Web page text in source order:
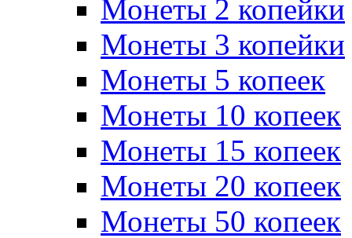
Монеты 2 копейки
Монеты 3 копейки
Монеты 5 копеек
Монеты 10 копеек
Монеты 15 копеек
Монеты 20 копеек
Монеты 50 копеек